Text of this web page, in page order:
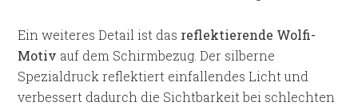
Ein weiteres Detail ist das reflektierende Wolfi-
Motiv auf dem Schirmbezug. Der silberne
Spezialdruck reflektiert einfallendes Licht und
verbessert dadurch die Sichtbarkeit bei schlechten